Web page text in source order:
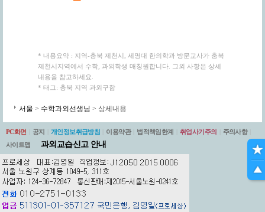
* 내용요약 : 지역-충북 제천시, 세명대 한의학과 방문교사가 충북
제천시지역에서 수학, 과외학생 매칭원합니다. 그외 사항은 상세
내용을 참고하세요.
* 태그: 충북 지역 과외구함
서울 > 수학과외선생님 > 상세내용
PC화면 공지 개인정보취급방침 이용약관 법적책임한계 취업사기주의 주의사항
사이트맵
과외교습신고 안내